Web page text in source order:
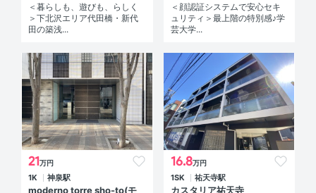
＜暮らしも、遊びも、らしく
＞下北沢エリア代田橋・新代
田の築浅...
＜顔認証システムで安心セキ
ュリティ＞最上階の特別感♪学
芸大学...
21万円
1K 神泉駅
moderno torre sho-to(モ
16.8万円
1SK 祐天寺駅
カスタリア祐天寺